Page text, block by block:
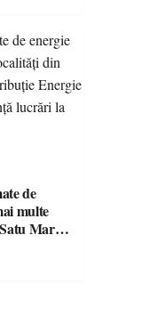
de
multe
Mare.
la rețea